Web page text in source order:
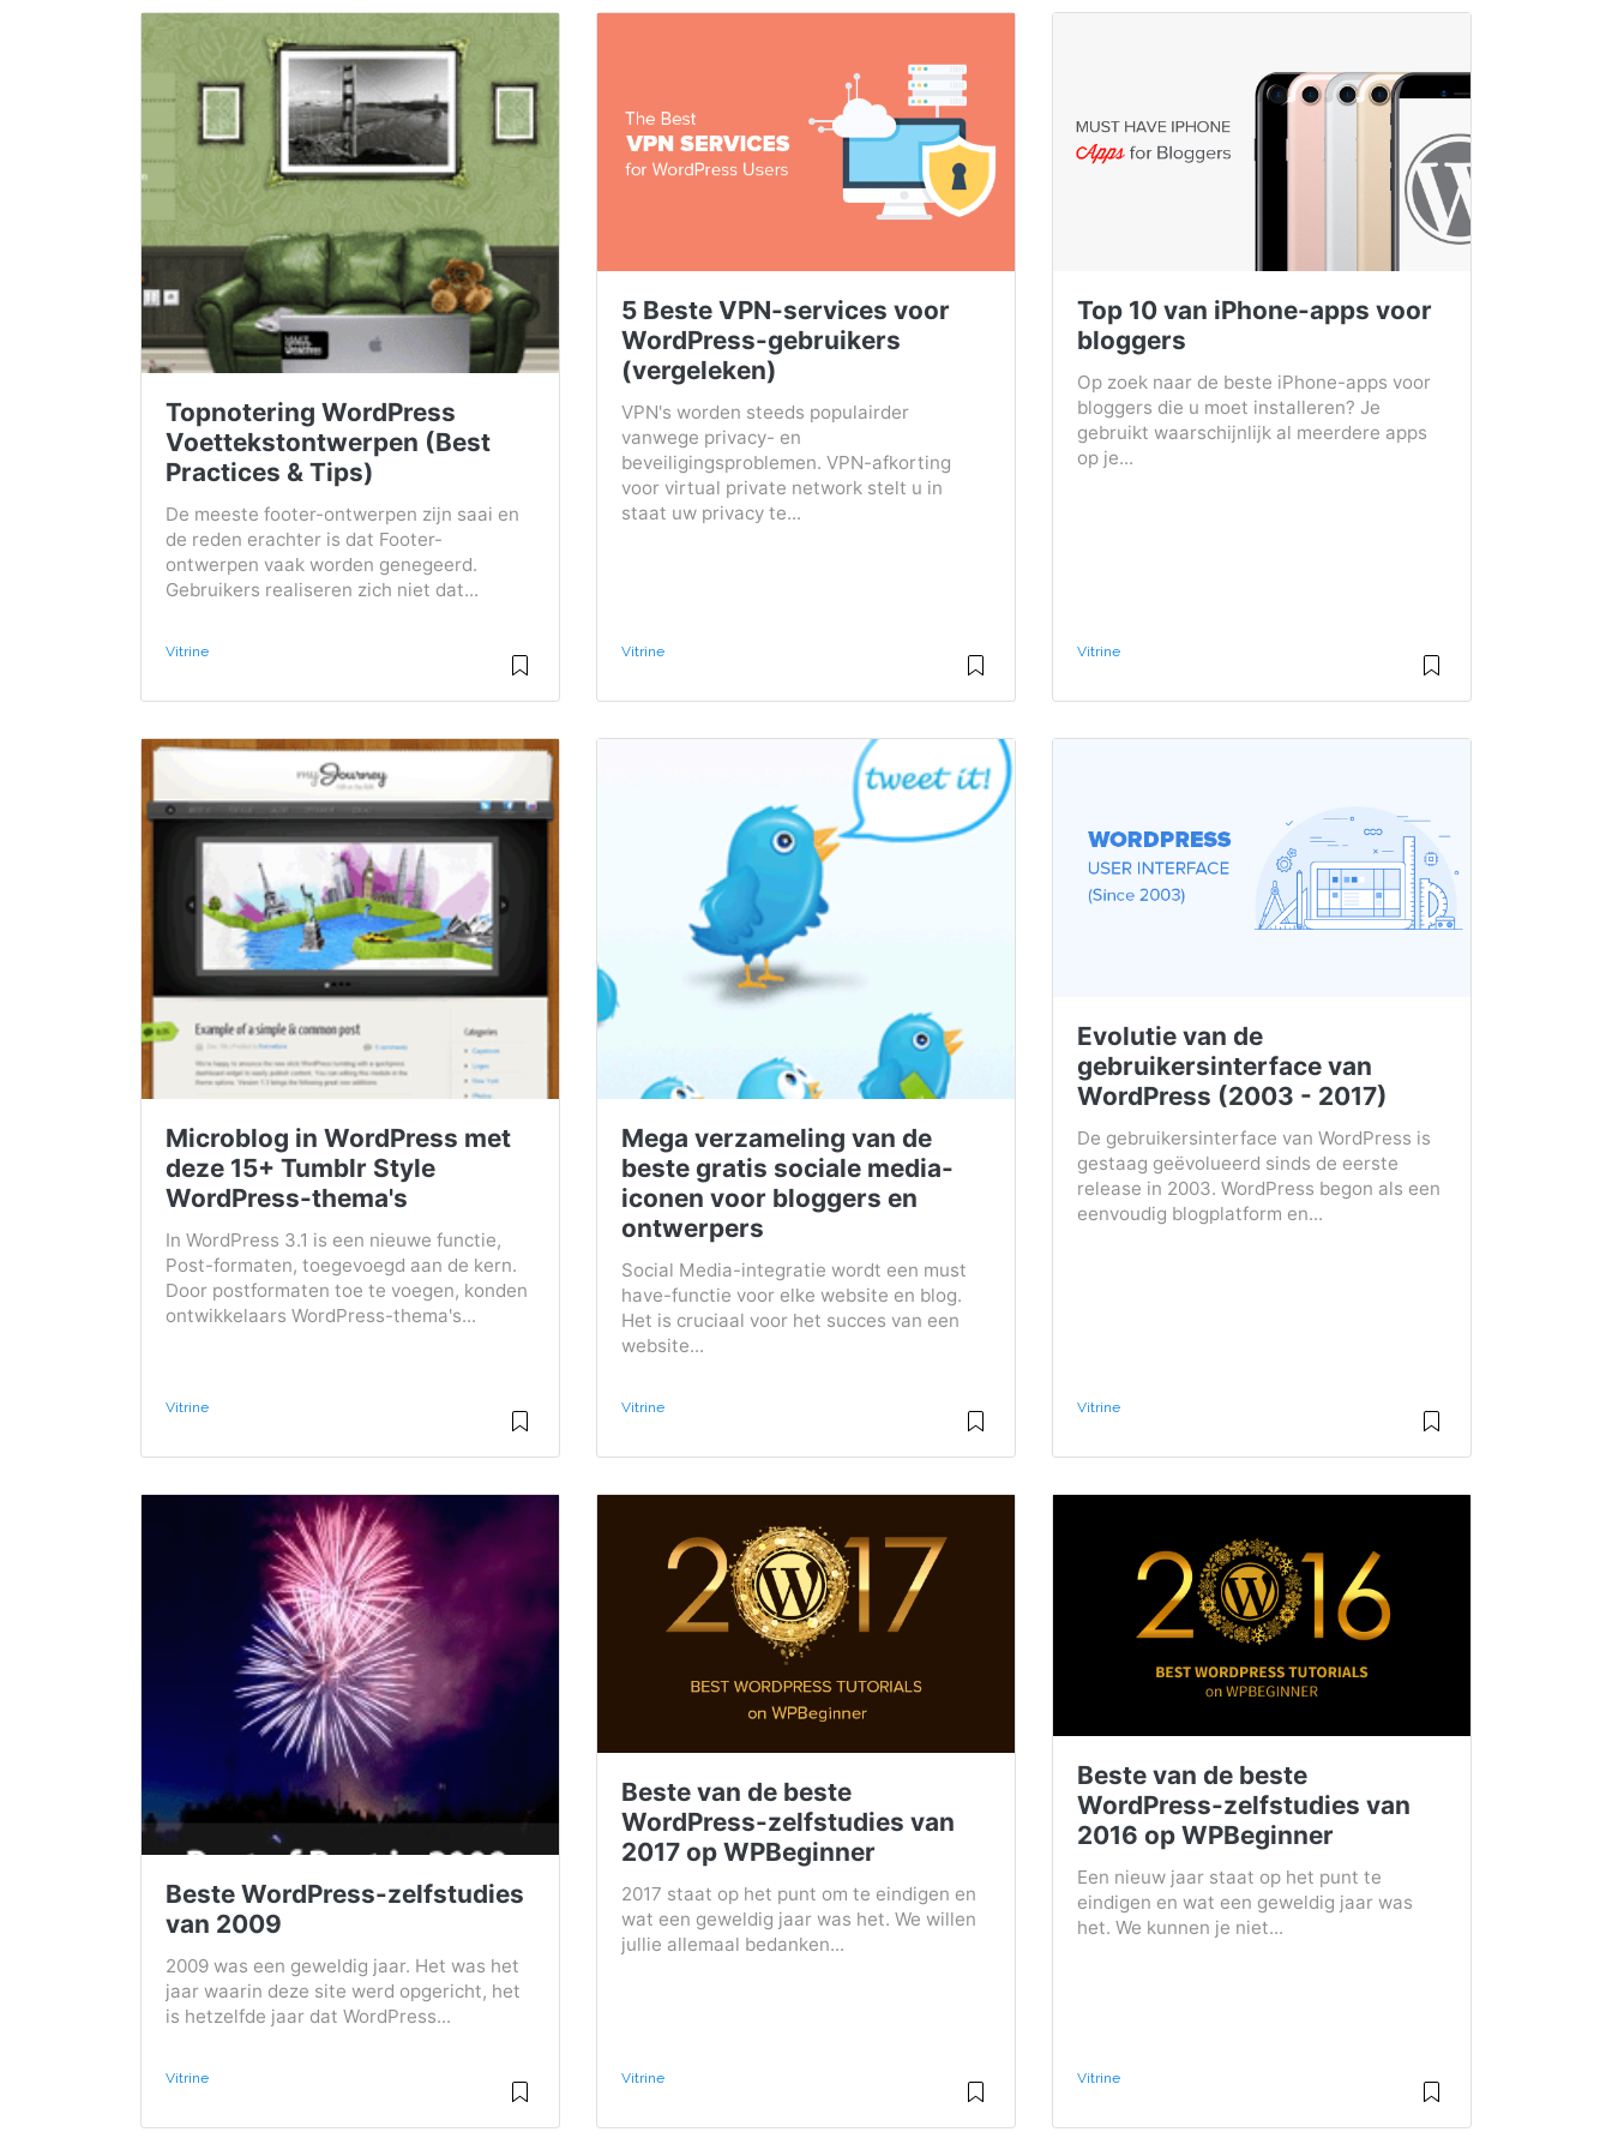
Topnotering WordPress
Voettekstontwerpen (Best
Practices & Tips)
De meeste footer-ontwerpen zijn saai en
de reden erachter is dat Footer-
ontwerpen vaak worden genegeerd.
Gebruikers realiseren zich niet dat...
Vitrine
5 Beste VPN-services voor
WordPress-gebruikers
(vergeleken)
VPN's worden steeds populairder
vanwege privacy- en
beveiligingsproblemen. VPN-afkorting
voor virtual private network stelt u in
staat uw privacy te...
Vitrine
Top 10 van iPhone-apps voor
bloggers
Op zoek naar de beste iPhone-apps voor
bloggers die u moet installeren? Je
gebruikt waarschijnlijk al meerdere apps
op je...
Vitrine
Microblog in WordPress met
deze 15+ Tumblr Style
WordPress-thema's
In WordPress 3.1 is een nieuwe functie,
Post-formaten, toegevoegd aan de kern.
Door postformaten toe te voegen, konden
ontwikkelaars WordPress-thema's...
Vitrine
Mega verzameling van de
beste gratis sociale media-
iconen voor bloggers en
ontwerpers
Social Media-integratie wordt een must
have-functie voor elke website en blog.
Het is cruciaal voor het succes van een
website...
Vitrine
Evolutie van de
gebruikersinterface van
WordPress (2003 - 2017)
De gebruikersinterface van WordPress is
gestaag geëvolueerd sinds de eerste
release in 2003. WordPress begon als een
eenvoudig blogplatform en...
Vitrine
Beste WordPress-zelfstudies
van 2009
2009 was een geweldig jaar. Het was het
jaar waarin deze site werd opgericht, het
is hetzelfde jaar dat WordPress...
Vitrine
Beste van de beste
WordPress-zelfstudies van
2017 op WPBeginner
2017 staat op het punt om te eindigen en
wat een geweldig jaar was het. We willen
jullie allemaal bedanken...
Vitrine
Beste van de beste
WordPress-zelfstudies van
2016 op WPBeginner
Een nieuw jaar staat op het punt te
eindigen en wat een geweldig jaar was
het. We kunnen je niet...
Vitrine